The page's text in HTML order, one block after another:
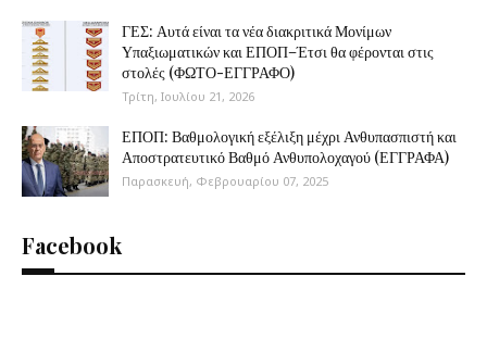
ΓΕΣ: Αυτά είναι τα νέα διακριτικά Μονίμων
Υπαξιωματικών και ΕΠΟΠ–Έτσι θα φέρονται στις
στολές (ΦΩΤΟ-ΕΓΓΡΑΦΟ)
Τρίτη, Ιουλίου 21, 2026
ΕΠΟΠ: Βαθμολογική εξέλιξη μέχρι Ανθυπασπιστή και
Αποστρατευτικό Βαθμό Ανθυπολοχαγού (ΕΓΓΡΑΦΑ)
Παρασκευή, Φεβρουαρίου 07, 2025
Facebook